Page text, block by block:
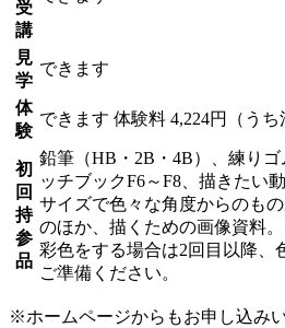
受
講
見
学
できます
体
験
できます 体験料 4,224円（うち
初
回
持
参
品
鉛筆（HB・2B・4B）、練り
ッチブックF6～F8、描きたい
サイズで色々な角度からのも
のほか、描くための画像資料。
彩色をする場合は2回目以降、
ご準備ください。
※ホームページからもお申し込み